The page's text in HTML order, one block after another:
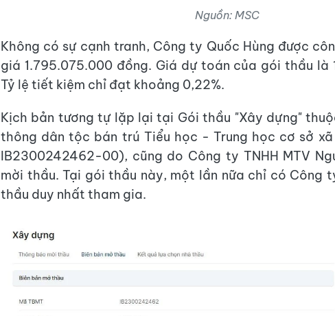
Nguồn: MSC
Không có sự cạnh tranh, Công ty Quốc Hùng được
giá 1.795.075.000 đồng. Giá dự toán của gói thầu là
Tỷ lệ tiết kiệm chỉ đạt khoảng 0,22%.
Kịch bản tương tự lặp lại tại Gói thầu "Xây dựng"
thông dân tộc bán trú Tiểu học - Trung học cơ sở xã
IB2300242462-00), cũng do Công ty TNHH MTV
mời thầu. Tại gói thầu này, một lần nữa chỉ có Công
thầu duy nhất tham gia.